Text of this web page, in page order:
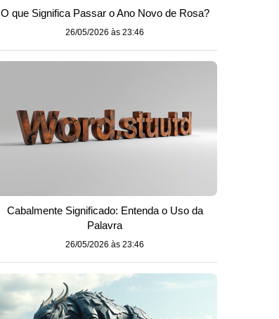
O que Significa Passar o Ano Novo de Rosa?
26/05/2026 às 23:46
Cabalmente Significado: Entenda o Uso da
Palavra
26/05/2026 às 23:46